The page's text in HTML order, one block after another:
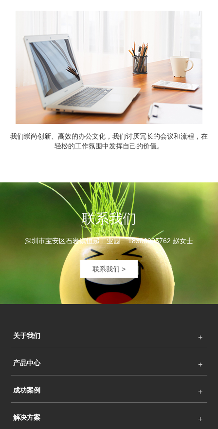
我们崇尚创新、高效的办公文化，我们讨厌冗长的会议和流程，在
轻松的工作氛围中发挥自己的价值。
联系我们
深圳市宝安区石岩镇恒超工业园 18300005762 赵女士
联系我们 >
关于我们
产品中心
成功案例
解决方案